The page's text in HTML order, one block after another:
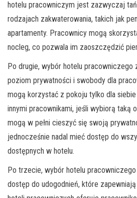
hotelu pracowniczym jest zazwyczaj
rodzajach zakwaterowania, takich jak
apartamenty. Pracownicy mogą
nocleg, co pozwala im zaoszczędzić
Po drugie, wybór hotelu pracowniczego
poziom prywatności i swobody dla
mogą korzystać z pokoju tylko dla
innymi pracownikami, jeśli wybiorą taką
mogą w pełni cieszyć się swoją
jednocześnie nadal mieć dostęp do
dostępnych w hotelu.
Po trzecie, wybór hotelu
dostęp do udogodnień, które